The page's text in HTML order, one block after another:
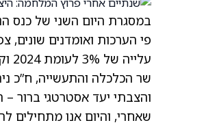
במסגרת היום השני של כנס
עלייה של 3% לעומת 2024 וקרוב לשנת השיא עד כה, שנת 2022, אז עמד היצוא על 165 מיליארד דולר.
שר הכלכלה והתעשייה, ח”כ
שאחרי, והיום אנו מתחילים